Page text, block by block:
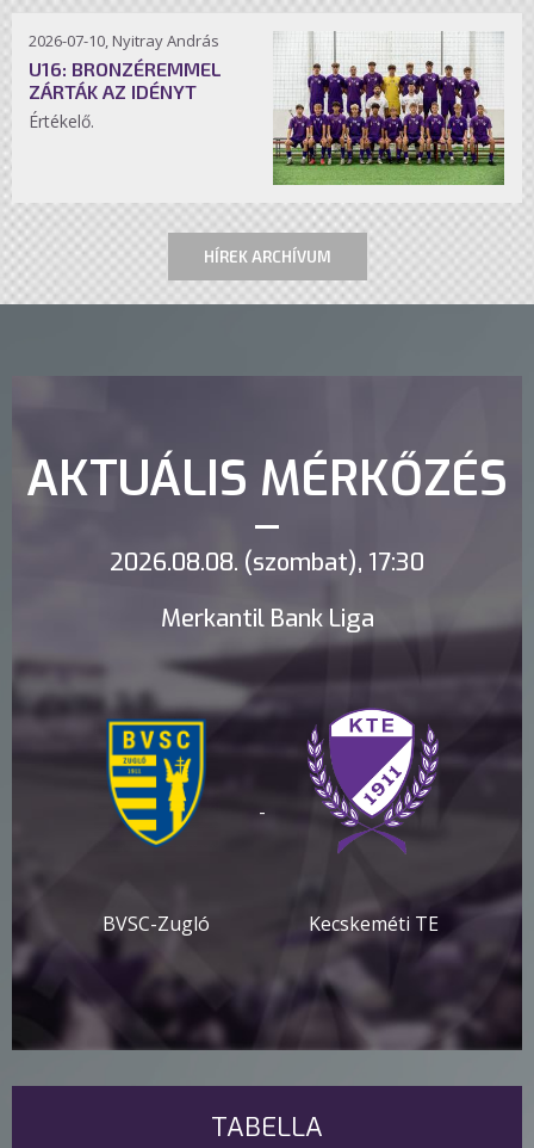
2026-07-10, Nyitray András
U16: BRONZÉREMMEL
ZÁRTÁK AZ IDÉNYT
Értékelő.
HÍREK ARCHÍVUM
AKTUÁLIS MÉRKŐZÉS
2026.08.08. (szombat), 17:30
Merkantil Bank Liga
BVSC-Zugló
-
Kecskeméti TE
TABELLA